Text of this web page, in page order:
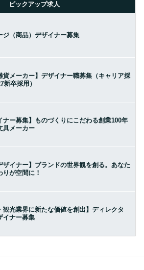
ピックアップ求人
ジ（商品）デザイナー募集
貨メーカー】デザイナー職募集（キャリア採
新卒採用）
ナー募集】ものづくりにこだわる創業100年
具メーカー
ザイナー】ブランドの世界観を創る。あなた
りが空間に！
観光業界に新たな価値を創出】ディレクタ
イナー募集